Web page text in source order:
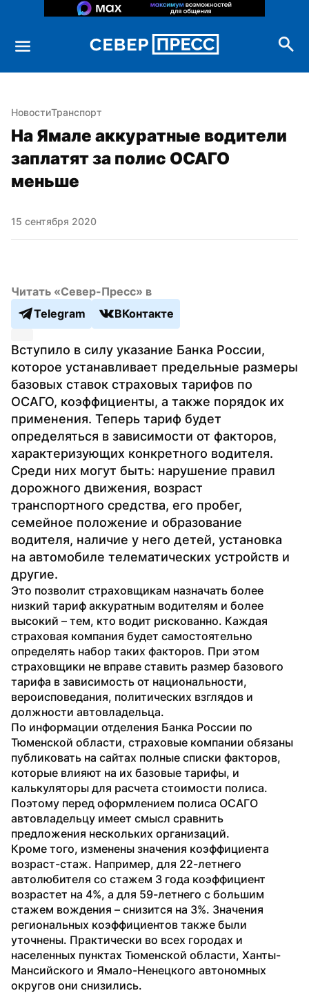
НовостиТранспорт
На Ямале аккуратные водители
заплатят за полис ОСАГО
меньше
15 сентября 2020
Читать «Север-Пресс» в
Telegram
ВКонтакте
Вступило в силу указание Банка России,
которое устанавливает предельные размеры
базовых ставок страховых тарифов по
ОСАГО, коэффициенты, а также порядок их
применения. Теперь тариф будет
определяться в зависимости от факторов,
характеризующих конкретного водителя.
Среди них могут быть: нарушение правил
дорожного движения, возраст
транспортного средства, его пробег,
семейное положение и образование
водителя, наличие у него детей, установка
на автомобиле телематических устройств и
другие.
Это позволит страховщикам назначать более
низкий тариф аккуратным водителям и более
высокий – тем, кто водит рискованно. Каждая
страховая компания будет самостоятельно
определять набор таких факторов. При этом
страховщики не вправе ставить размер базового
тарифа в зависимость от национальности,
вероисповедания, политических взглядов и
должности автовладельца.
По информации отделения Банка России по
Тюменской области, страховые компании обязаны
публиковать на сайтах полные списки факторов,
которые влияют на их базовые тарифы, и
калькуляторы для расчета стоимости полиса.
Поэтому перед оформлением полиса ОСАГО
автовладельцу имеет смысл сравнить
предложения нескольких организаций.
Кроме того, изменены значения коэффициента
возраст-стаж. Например, для 22-летнего
автолюбителя со стажем 3 года коэффициент
возрастет на 4%, а для 59-летнего с большим
стажем вождения – снизится на 3%. Значения
региональных коэффициентов также были
уточнены. Практически во всех городах и
населенных пунктах Тюменской области, Ханты-
Мансийского и Ямало-Ненецкого автономных
округов они снизились.